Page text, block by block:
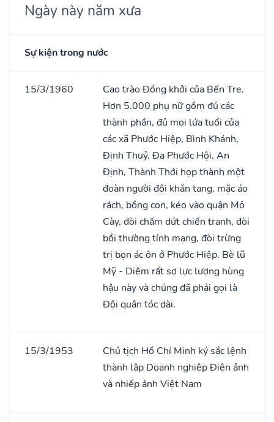
Ngày này năm xưa
Sự kiện trong nước
15/3/1960
Cao trào Đồng khởi của Bến Tre.
Hơn 5.000 phụ nữ gồm đủ các
thành phần, đủ mọi lứa tuổi của
các xã Phước Hiệp, Bình Khánh,
Định Thuỷ, Đa Phước Hội, An
Định, Thành Thới họp thành một
đoàn người đội khǎn tang, mặc áo
rách, bồng con, kéo vào quận Mỏ
Cày, đòi chấm dứt chiến tranh, đòi
bồi thường tính mạng, đòi trừng
trị bọn ác ôn ở Phước Hiệp. Bè lũ
Mỹ - Diệm rất sợ lực lượng hùng
hậu này và chúng đã phải gọi là
Đội quân tóc dài.
15/3/1953
Chủ tịch Hồ Chí Minh ký sắc lệnh
thành lập Doanh nghiệp Điện ảnh
và nhiếp ảnh Việt Nam